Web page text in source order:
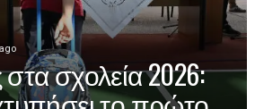
σχολεία 2026: